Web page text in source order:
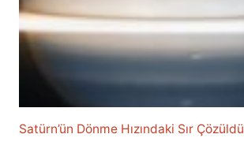
Satürn’ün Dönme Hızındaki Sır Çözüldü